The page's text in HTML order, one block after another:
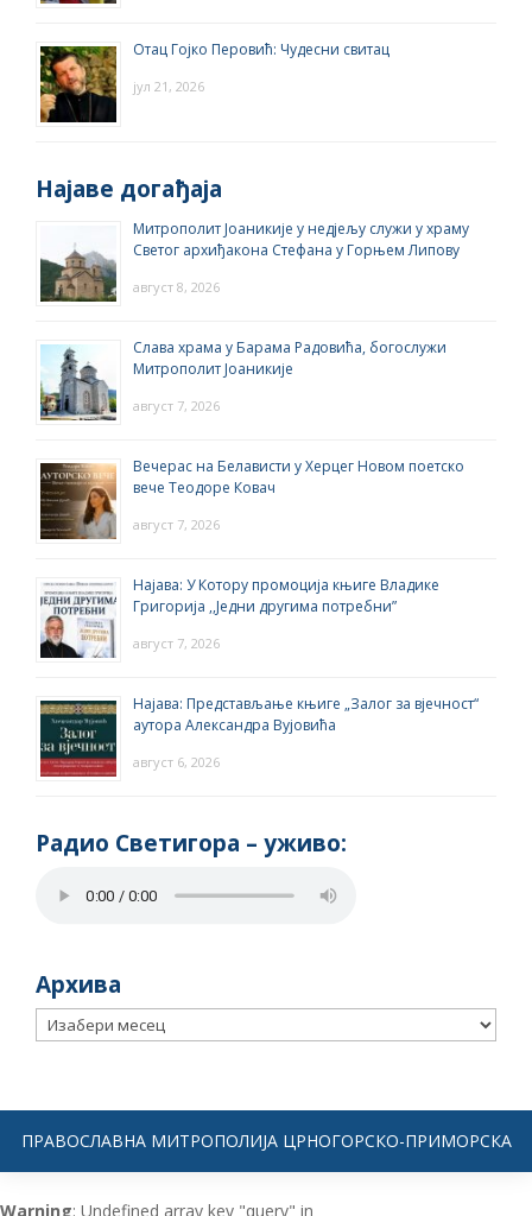
Отац Гојко Перовић: Чудесни свитац
јул 21, 2026
Најаве догађаја
Митрополит Јоаникије у недјељу служи у храму
Светог архиђакона Стефана у Горњем Липову
август 8, 2026
Слава храма у Барама Радовића, богослужи
Митрополит Јоаникије
август 7, 2026
Вечерас на Белависти у Херцег Новом поетско
вече Теодоре Ковач
август 7, 2026
Најава: У Котору промоција књиге Владике
Григорија ,,Једни другима потребни”
август 7, 2026
Најава: Представљање књиге „Залог за вјечност“
аутора Александра Вујовића
август 6, 2026
Радио Светигора – yживо:
Архива
Архива
ПРАВОСЛАВНА МИТРОПОЛИЈА ЦРНОГОРСКО-ПРИМОРСКА
Warning: Undefined array key "query" in